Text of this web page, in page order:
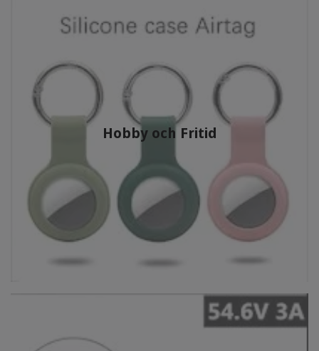
Hobby och Fritid